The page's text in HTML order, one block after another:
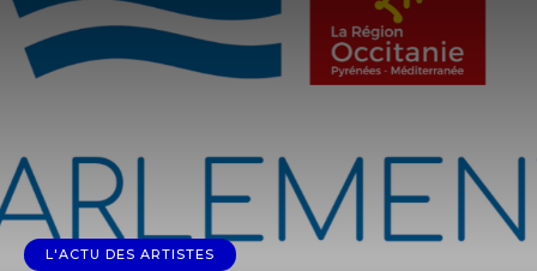
L'ACTU DES ARTISTES